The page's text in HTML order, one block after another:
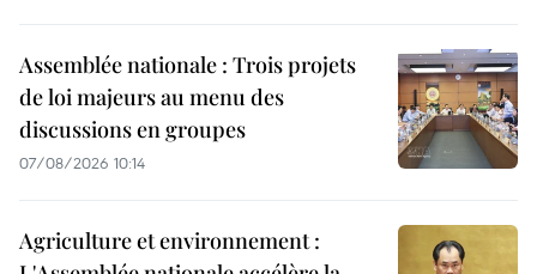
Assemblée nationale : Trois projets
de loi majeurs au menu des
discussions en groupes
07/08/2026 10:14
Agriculture et environnement :